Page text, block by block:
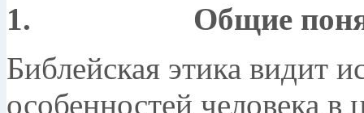
1. Общие
Библейская этика видит
особенностей человека